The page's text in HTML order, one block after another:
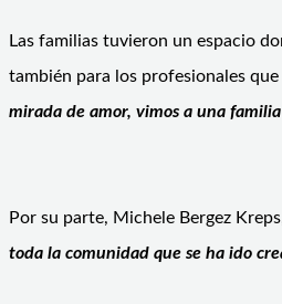
Las familias tuvieron un espacio
también para los profesionales
mirada de amor, vimos a una
Por su parte, Michele Bergez
toda la comunidad que se ha ido